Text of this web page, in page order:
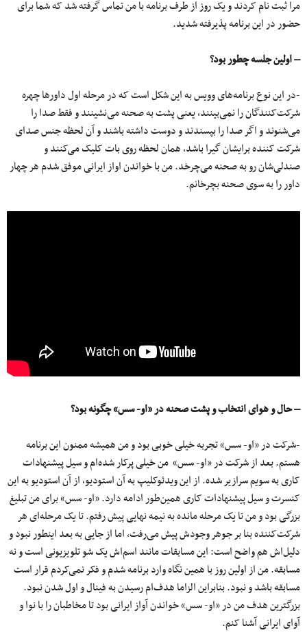
مرا ثبت نام کردند و یک روز از طرف برنامه با من تماس گرفته شد که شما برای
حضور در این برنامه پذیرفته شدید.
– اولین جلسه چطور بود؟
-در این نوع برنامه‌های وویس به ‌این شکل است که در مرحله اول داورها چهره
شرکت‌کنندگان را نمی‌بینند، یعنی پشت به صحنه می‌نشینند و فقط صدا را
می‌شنوند و اگر صدا را بپسندند و دوست داشته باشند و آن لحظه جنس صدای
شرکت کننده برایشان گیرا باشد، همان لحظه روی بات کلیک می‌کنند و
صندلی‌شان رو به صحنه می‌چرخد. من با خواندن اواز ایرانی موفق شدم هر چهار
داور را به سوی صحنه بچرخانم.
– حال و هوای انتخاب و پشت صحنه در «او- سس» چگونه بود؟
-شرکت در «او- سس» تجربه خیلی خوبی بود و من همیشه ممنون این برنامه
هستم. بعد از شرکت در «او- سس» من خیلی پرکار شده‌ام و سیل پیشنهادات
کاری به سویم سرازیر شده. از این ویدئوکلیپ به آن استودیو، از آن استودیو به‌ این
کنسرت و سیل پیشنهادات کاری همین‌طور ادامه دارد. «او- سس» برای من تبلیغ
بزرگی بود و من تا یک مرحله مانده به نیمه نهایی پیش رفتم. تا یک مرحله‌ای هر
شرکت‌کننده بنا بر جوهر وجودش پیش می‌رفت، اما از جایی به بعد اینطور نبود و
دلیل‌اش هم واضح است: این مسابقات مانند اسم‌اش یک شو تلویزیونی است و نه
مسابقه. من از اولین روز با همین نگاه وارد برنامه شدم و فکر نمی‌کردم قرار است
مسابقه باشد و نبود. بنابراین الزاما هدف‌ام رسیدن به فینال و اول شدن نبود.
بزرگترین هدف من در «او- سس» خواندن آواز ایرانی بود تا مخاطبان را با نوا و
آوای ایرانی آشنا کنم.